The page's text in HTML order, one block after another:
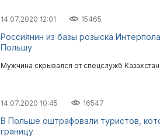
14.07.2020 12:01 15465
Россиянин из базы розыска
Польшу
Мужчина скрывался от спецслужб
14.07.2020 10:45 16547
В Польше оштрафовали туристов,
границу